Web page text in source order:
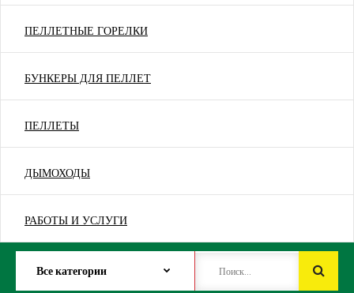
ПЕЛЛЕТНЫЕ ГОРЕЛКИ
БУНКЕРЫ ДЛЯ ПЕЛЛЕТ
ПЕЛЛЕТЫ
ДЫМОХОДЫ
РАБОТЫ И УСЛУГИ